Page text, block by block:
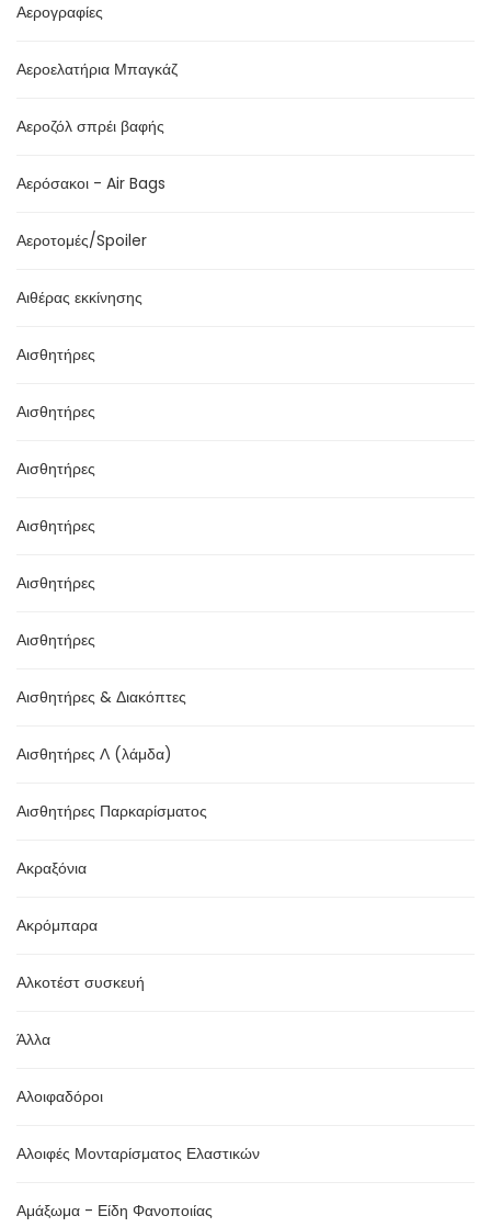
Αερογραφίες
Αεροελατήρια Μπαγκάζ
Αεροζόλ σπρέι βαφής
Αερόσακοι - Air Bags
Αεροτομές/Spoiler
Αιθέρας εκκίνησης
Αισθητήρες
Αισθητήρες
Αισθητήρες
Αισθητήρες
Αισθητήρες
Αισθητήρες
Αισθητήρες & Διακόπτες
Αισθητήρες Λ (λάμδα)
Αισθητήρες Παρκαρίσματος
Ακραξόνια
Ακρόμπαρα
Αλκοτέστ συσκευή
Άλλα
Αλοιφαδόροι
Αλοιφές Μονταρίσματος Ελαστικών
Αμάξωμα - Είδη Φανοποιίας